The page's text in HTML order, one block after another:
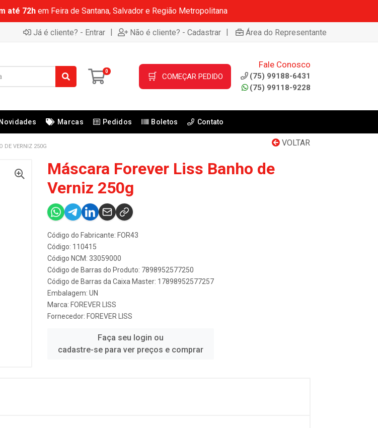
até 72hem Feira de Santana, Salvador e Região Metropolitana
Já é cliente? - Entrar | Não é cliente? - Cadastrar | Área do Representante
0 🛒 COMEÇAR PEDIDO
Fale Conosco
(75) 99188-6431
(75) 99118-9228
Novidades Marcas Pedidos Boletos Contato
VOLTAR
DE VERNIZ 250G
Máscara Forever Liss Banho de
Verniz 250g
Código do Fabricante: FOR43
Código: 110415
Código NCM: 33059000
Código de Barras do Produto: 7898952577250
Código de Barras da Caixa Master: 17898952577257
Embalagem: UN
Marca: FOREVER LISS
Fornecedor: FOREVER LISS
Faça seu login ou
cadastre-se para ver preços e comprar